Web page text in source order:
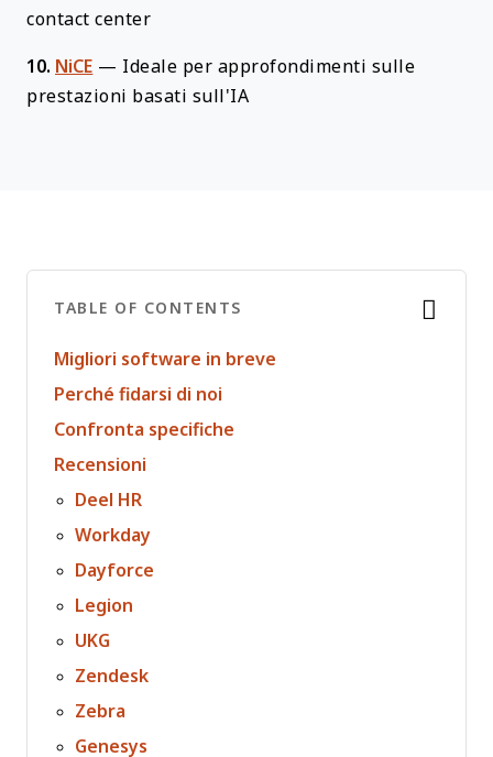
contact center
10. NiCE — Ideale per approfondimenti sulle
prestazioni basati sull'IA
TABLE OF CONTENTS
Migliori software in breve
Perché fidarsi di noi
Confronta specifiche
Recensioni
Deel HR
Workday
Dayforce
Legion
UKG
Zendesk
Zebra
Genesys